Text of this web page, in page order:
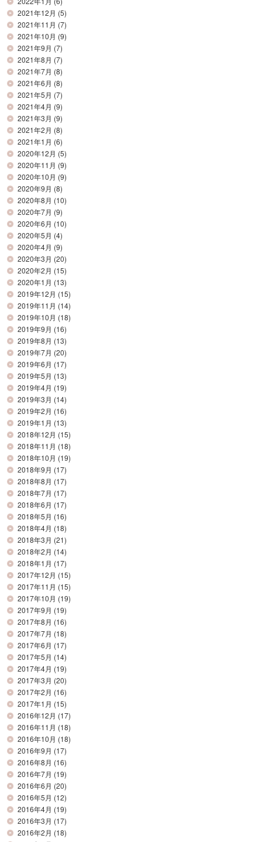
2021年12月 (5)
2021年11月 (7)
2021年10月 (9)
2021年9月 (7)
2021年8月 (7)
2021年7月 (8)
2021年6月 (8)
2021年5月 (7)
2021年4月 (9)
2021年3月 (9)
2021年2月 (8)
2021年1月 (6)
2020年12月 (5)
2020年11月 (9)
2020年10月 (9)
2020年9月 (8)
2020年8月 (10)
2020年7月 (9)
2020年6月 (10)
2020年5月 (4)
2020年4月 (9)
2020年3月 (20)
2020年2月 (15)
2020年1月 (13)
2019年12月 (15)
2019年11月 (14)
2019年10月 (18)
2019年9月 (16)
2019年8月 (13)
2019年7月 (20)
2019年6月 (17)
2019年5月 (13)
2019年4月 (19)
2019年3月 (14)
2019年2月 (16)
2019年1月 (13)
2018年12月 (15)
2018年11月 (18)
2018年10月 (19)
2018年9月 (17)
2018年8月 (17)
2018年7月 (17)
2018年6月 (17)
2018年5月 (16)
2018年4月 (18)
2018年3月 (21)
2018年2月 (14)
2018年1月 (17)
2017年12月 (15)
2017年11月 (15)
2017年10月 (19)
2017年9月 (19)
2017年8月 (16)
2017年7月 (18)
2017年6月 (17)
2017年5月 (14)
2017年4月 (19)
2017年3月 (20)
2017年2月 (16)
2017年1月 (15)
2016年12月 (17)
2016年11月 (18)
2016年10月 (18)
2016年9月 (17)
2016年8月 (16)
2016年7月 (19)
2016年6月 (20)
2016年5月 (12)
2016年4月 (19)
2016年3月 (17)
2016年2月 (18)